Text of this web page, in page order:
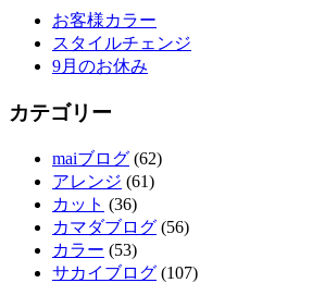
お客様カラー
スタイルチェンジ
9月のお休み
カテゴリー
maiブログ (62)
アレンジ (61)
カット (36)
カマダブログ (56)
カラー (53)
サカイブログ (107)